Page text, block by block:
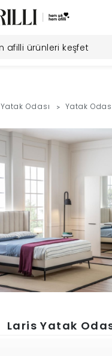
Yatak Odası Yatak
Laris Yatak